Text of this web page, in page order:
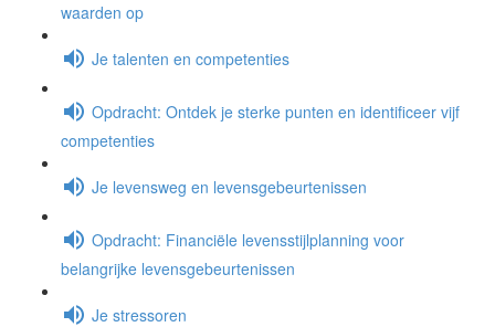
waarden op
Je talenten en competenties
Opdracht: Ontdek je sterke punten en identificeer vijf
competenties
Je levensweg en levensgebeurtenissen
Opdracht: Financiële levensstijlplanning voor
belangrijke levensgebeurtenissen
Je stressoren